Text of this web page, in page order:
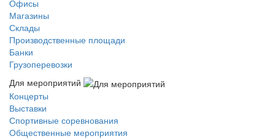
Офисы
Магазины
Склады
Производственные площади
Банки
Грузоперевозки
Для мероприятий
Концерты
Выставки
Спортивные соревнования
Общественные мероприятия